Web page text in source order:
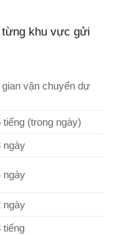
khu vực gửi
vận chuyển dự
tiếng (trong ngày)
ngày
ngày
ngày
tiếng